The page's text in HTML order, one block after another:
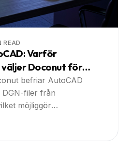
READ
Varför
Doconut för
befriar AutoCAD
DGN-filer från
möjliggör
Utforska de